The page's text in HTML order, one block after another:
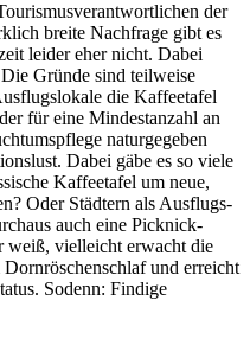
der
breite Nachfrage gibt es
leider eher nicht. Dabei
Gründe sind teilweise
die Kaffeetafel
für eine Mindestanzahl an
naturgegeben
Dabei gäbe es so viele
Kaffeetafel um neue,
Oder Städtern als Ausflugs-
auch eine Picknick-
weiß, vielleicht erwacht die
und erreicht
Sodenn: Findige